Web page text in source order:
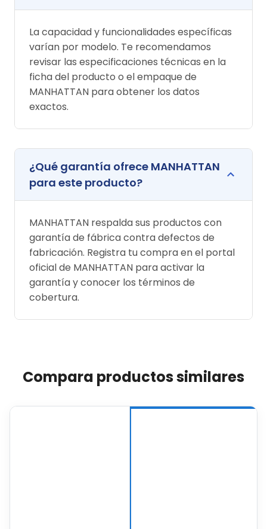
La capacidad y funcionalidades específicas
varían por modelo. Te recomendamos
revisar las especificaciones técnicas en la
ficha del producto o el empaque de
MANHATTAN para obtener los datos
exactos.
¿Qué garantía ofrece MANHATTAN
para este producto?
MANHATTAN respalda sus productos con
garantía de fábrica contra defectos de
fabricación. Registra tu compra en el portal
oficial de MANHATTAN para activar la
garantía y conocer los términos de
cobertura.
Compara productos similares